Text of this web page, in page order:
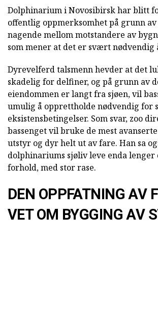
Dolphinarium i Novosibirsk har blitt
offentlig oppmerksomhet på grunn
nagende mellom motstandere av
som mener at det er svært nødvendig
Dyrevelferd talsmenn hevder at det
skadelig for delfiner, og på grunn av
eiendommen er langt fra sjøen, vil
umulig å opprettholde nødvendig for
eksistensbetingelser. Som svar, zoo
bassenget vil bruke de mest
utstyr og dyr helt ut av fare. Han sa
dolphinariums sjøliv leve enda
forhold, med stor rase.
DEN OPPFATNING AV
VET OM BYGGING AV